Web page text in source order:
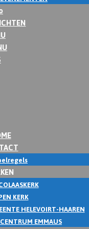
KERK
HELEVOIRT-HAAREN
EMMAUS